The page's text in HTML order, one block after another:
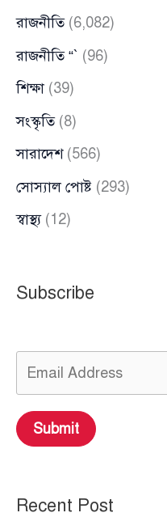
রাজনীতি(6,082)
রাজনীতি “` (96)
শিক্ষা (39)
সংস্কৃতি(8)
সারাদেশ(566)
সোস্যাল পোষ্ট (293)
স্বাস্থ্য(12)
Subscribe
Submit
Recent Post